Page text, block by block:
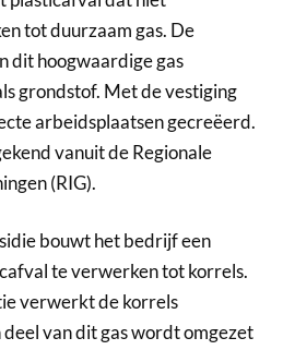
tot duurzaam gas. De
dit hoogwaardige gas
grondstof. Met de vestiging
arbeidsplaatsen gecreëerd.
vanuit de Regionale
(RIG).
bouwt het bedrijf een
te verwerken tot korrels.
verwerkt de korrels
van dit gas wordt omgezet